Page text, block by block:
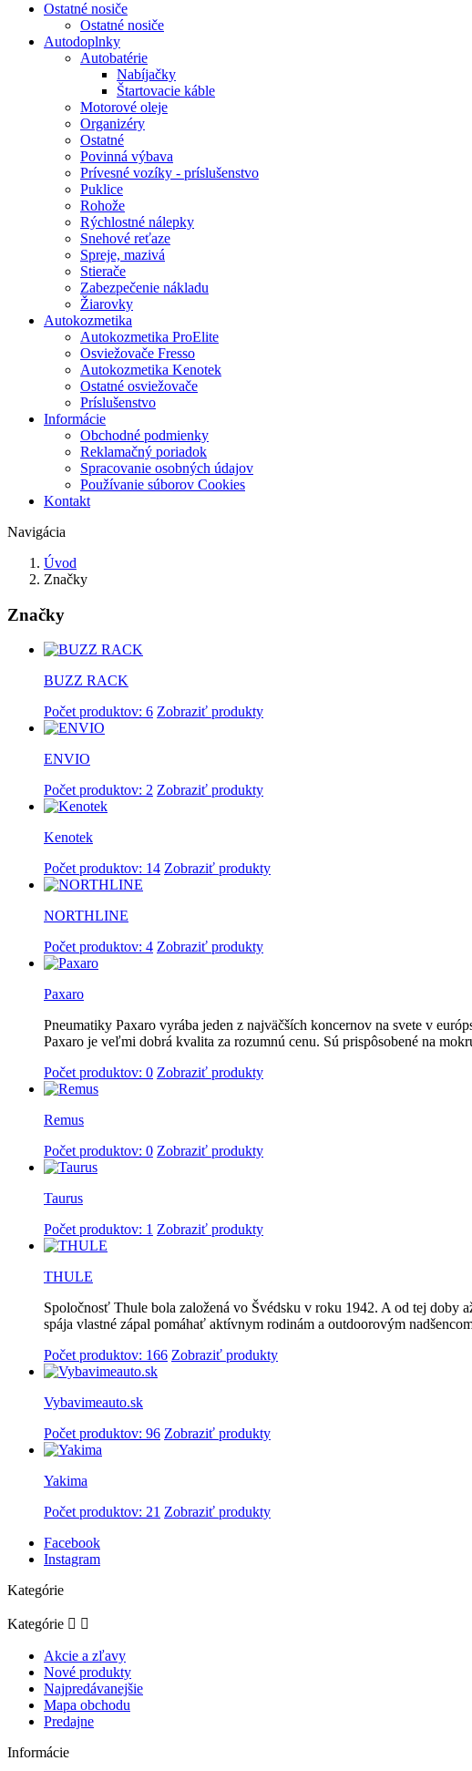
Ostatné nosiče
Ostatné nosiče
Autodoplnky
Autobatérie
Nabíjačky
Štartovacie káble
Motorové oleje
Organizéry
Ostatné
Povinná výbava
Prívesné vozíky - príslušenstvo
Puklice
Rohože
Rýchlostné nálepky
Snehové reťaze
Spreje, mazivá
Stierače
Zabezpečenie nákladu
Žiarovky
Autokozmetika
Autokozmetika ProElite
Osviežovače Fresso
Autokozmetika Kenotek
Ostatné osviežovače
Príslušenstvo
Informácie
Obchodné podmienky
Reklamačný poriadok
Spracovanie osobných údajov
Používanie súborov Cookies
Kontakt
Navigácia
Úvod
Značky
Značky
BUZZ RACK
Počet produktov: 6 Zobraziť produkty
ENVIO
Počet produktov: 2 Zobraziť produkty
Kenotek
Počet produktov: 14 Zobraziť produkty
NORTHLINE
Počet produktov: 4 Zobraziť produkty
Paxaro
Pneumatiky Paxaro vyrába jeden z najväčších koncernov na svete v
Paxaro je veľmi dobrá kvalita za rozumnú cenu. Sú prispôsobené na
Počet produktov: 0 Zobraziť produkty
Remus
Počet produktov: 0 Zobraziť produkty
Taurus
Počet produktov: 1 Zobraziť produkty
THULE
Spoločnosť Thule bola založená vo Švédsku v roku 1942. A od tej
spája vlastné zápal pomáhať aktívnym rodinám a outdoorovým
Počet produktov: 166 Zobraziť produkty
Vybavimeauto.sk
Počet produktov: 96 Zobraziť produkty
Yakima
Počet produktov: 21 Zobraziť produkty
Facebook
Instagram
Kategórie
Kategórie  
Akcie a zľavy
Nové produkty
Najpredávanejšie
Mapa obchodu
Predajne
Informácie